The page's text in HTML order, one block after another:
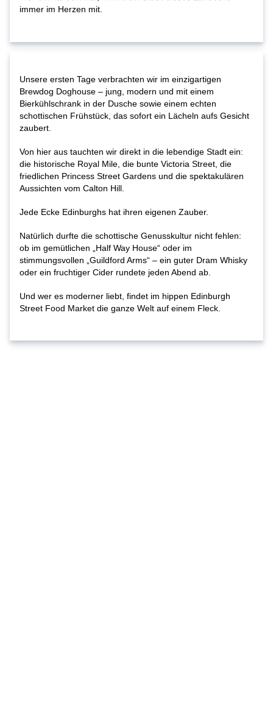
immer im Herzen mit.
Unsere ersten Tage verbrachten wir im einzigartigen
Brewdog Doghouse – jung, modern und mit einem
Bierkühlschrank in der Dusche sowie einem echten
schottischen Frühstück, das sofort ein Lächeln aufs Gesicht
zaubert.
Von hier aus tauchten wir direkt in die lebendige Stadt ein:
die historische Royal Mile, die bunte Victoria Street, die
friedlichen Princess Street Gardens und die spektakulären
Aussichten vom Calton Hill.
Jede Ecke Edinburghs hat ihren eigenen Zauber.
Natürlich durfte die schottische Genusskultur nicht fehlen:
ob im gemütlichen „Half Way House“ oder im
stimmungsvollen „Guildford Arms“ – ein guter Dram Whisky
oder ein fruchtiger Cider rundete jeden Abend ab.
Und wer es moderner liebt, findet im hippen Edinburgh
Street Food Market die ganze Welt auf einem Fleck.